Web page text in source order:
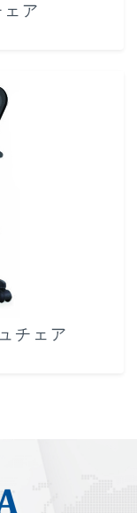
ア
チェア